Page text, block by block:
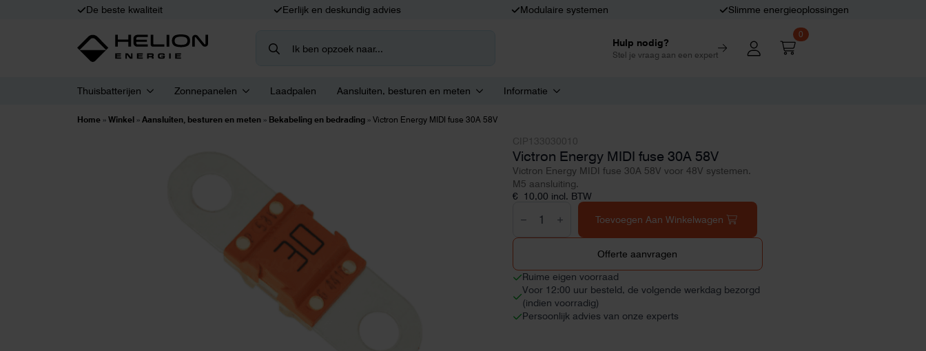
De beste kwaliteit Eerlijk en deskundig advies Modulaire systemen Slimme energieoplossingen
for:
Hulp nodig?
Stel je vraag aan een expert
0
Thuisbatterijen Zonnepanelen Laadpalen Aansluiten, besturen en meten Informatie
Home » Winkel » Aansluiten, besturen en meten » Bekabeling en bedrading » Victron Energy MIDI fuse 30A 58V
Victron Energy MIDI fuse 30A 58V
Victron Energy MIDI fuse 30A 58V voor 48V systemen.
M5 aansluiting.
€ 10,00 incl. BTW
Energy
fuse
aantal
Toevoegen Aan Winkelwagen
Offerte aanvragen
Ruime eigen voorraad
Voor 12:00 uur besteld, de volgende werkdag bezorgd
(indien voorradig)
Persoonlijk advies van onze experts